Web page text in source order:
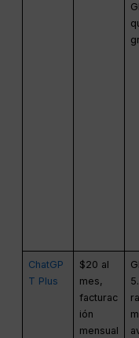
ChatGP
T Plus
$20 al
mes,
facturac
ión
mensual